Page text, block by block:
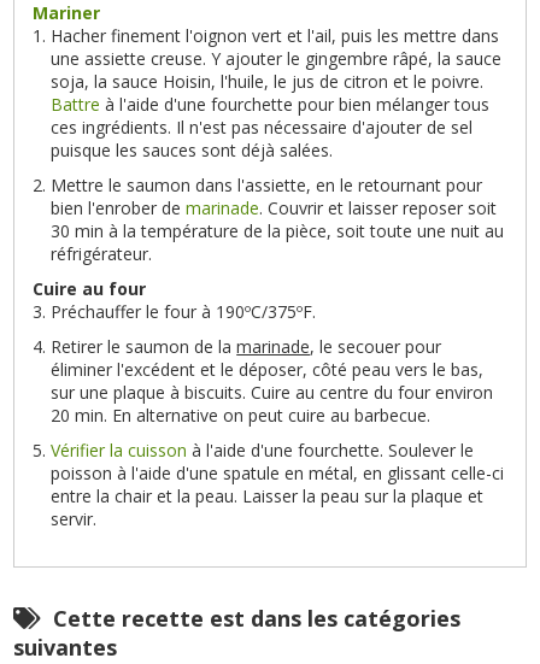
Mariner
Hacher finement l'oignon vert et l'ail, puis les mettre dans
une assiette creuse. Y ajouter le gingembre râpé, la sauce
soja, la sauce Hoisin, l'huile, le jus de citron et le poivre.
Battre à l'aide d'une fourchette pour bien mélanger tous
ces ingrédients. Il n'est pas nécessaire d'ajouter de sel
puisque les sauces sont déjà salées.
Mettre le saumon dans l'assiette, en le retournant pour
bien l'enrober demarinade. Couvrir et laisser reposer soit
30 min à la température de la pièce, soit toute une nuit au
réfrigérateur.
Cuire au four
Préchauffer le four à 190ºC/375ºF.
Retirer le saumon de lamarinade, le secouer pour
éliminer l'excédent et le déposer, côté peau vers le bas,
sur une plaque à biscuits. Cuire au centre du four environ
20 min. En alternative on peut cuire au barbecue.
Vérifier la cuisson à l'aide d'une fourchette. Soulever le
poisson à l'aide d'une spatule en métal, en glissant celle-ci
entre la chair et la peau. Laisser la peau sur la plaque et
servir.
Cette recette est dans les catégories
suivantes